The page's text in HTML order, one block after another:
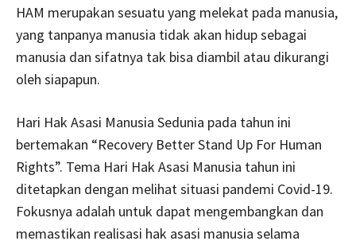
HAM merupakan sesuatu yang melekat pada manusia,
yang tanpanya manusia tidak akan hidup sebagai
manusia dan sifatnya tak bisa diambil atau dikurangi
oleh siapapun.
Hari Hak Asasi Manusia Sedunia pada tahun ini
bertemakan “Recovery Better Stand Up For Human
Rights”. Tema Hari Hak Asasi Manusia tahun ini
ditetapkan dengan melihat situasi pandemi Covid-19.
Fokusnya adalah untuk dapat mengembangkan dan
memastikan realisasi hak asasi manusia selama